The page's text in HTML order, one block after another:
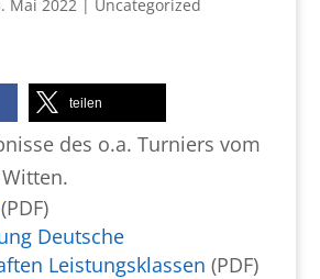
Mai 2022| Uncategorized
teilen
des o.a. Turniers vom
Deutsche
Leistungsklassen (PDF)